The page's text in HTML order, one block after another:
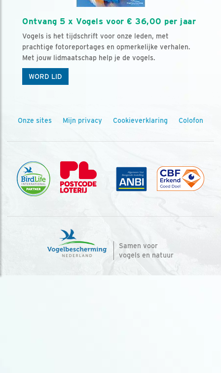
Ontvang 5 x Vogels voor € 36,00 per jaar
Vogels is het tijdschrift voor onze leden, met
prachtige fotoreportages en opmerkelijke verhalen.
Met jouw lidmaatschap help je de vogels.
WORD LID
Onze sites Mijn privacy Cookieverklaring Colofon
Samen voor
vogels en natuur